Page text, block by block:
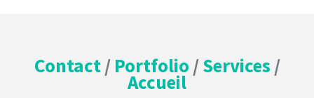
Contact/ Portfolio /Services /
Accueil